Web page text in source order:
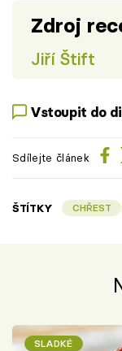
Zdroj
Jiří Štift
Vstoupit do
Sdílejte článek
ŠTÍTKY CHŘEST
SLADKÉ